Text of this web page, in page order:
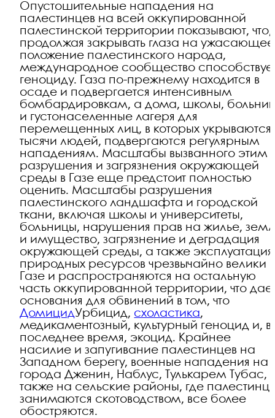
Опустошительные нападения на
палестинцев на всей оккупированной
палестинской территории показывают, что,
продолжая закрывать глаза на ужасающее
положение палестинского народа,
международное сообщество
геноциду. Газа по-прежнему находится в
осаде и подвергается интенсивным
бомбардировкам, а дома, школы,
и густонаселенные лагеря для
перемещенных лиц, в которых укрываются
тысячи людей, подвергаются регулярным
нападениям. Масштабы вызванного этим
разрушения и загрязнения окружающей
среды в Газе еще предстоит полностью
оценить. Масштабы разрушения
палестинского ландшафта и городской
ткани, включая школы и университеты,
больницы, нарушения прав на жилье,
и имущество, загрязнение и деградация
окружающей среды, а также эксплуатация
природных ресурсов чрезвычайно велики в
Газе и распространяются на остальную
часть оккупированной территории, что
основания для обвинений в том, что
ДомицидУрбицид, схоластика,
медикаментозный, культурный геноцид и, в
последнее время, экоцид. Крайнее
насилие и запугивание палестинцев на
Западном берегу, военные нападения на
города Дженин, Наблус, Тулькарем Тубас,
также на сельские районы, где
занимаются скотоводством, все более
обостряются.